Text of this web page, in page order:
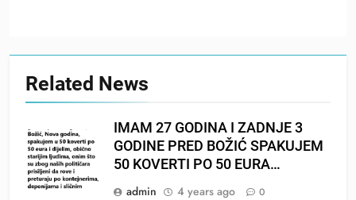
Related News
IMAM 27 GODINA I ZADNJE 3
GODINE PRED BOŽIĆ SPAKUJEM
50 KOVERTI PO 50 EURA…
admin
4 years ago 0